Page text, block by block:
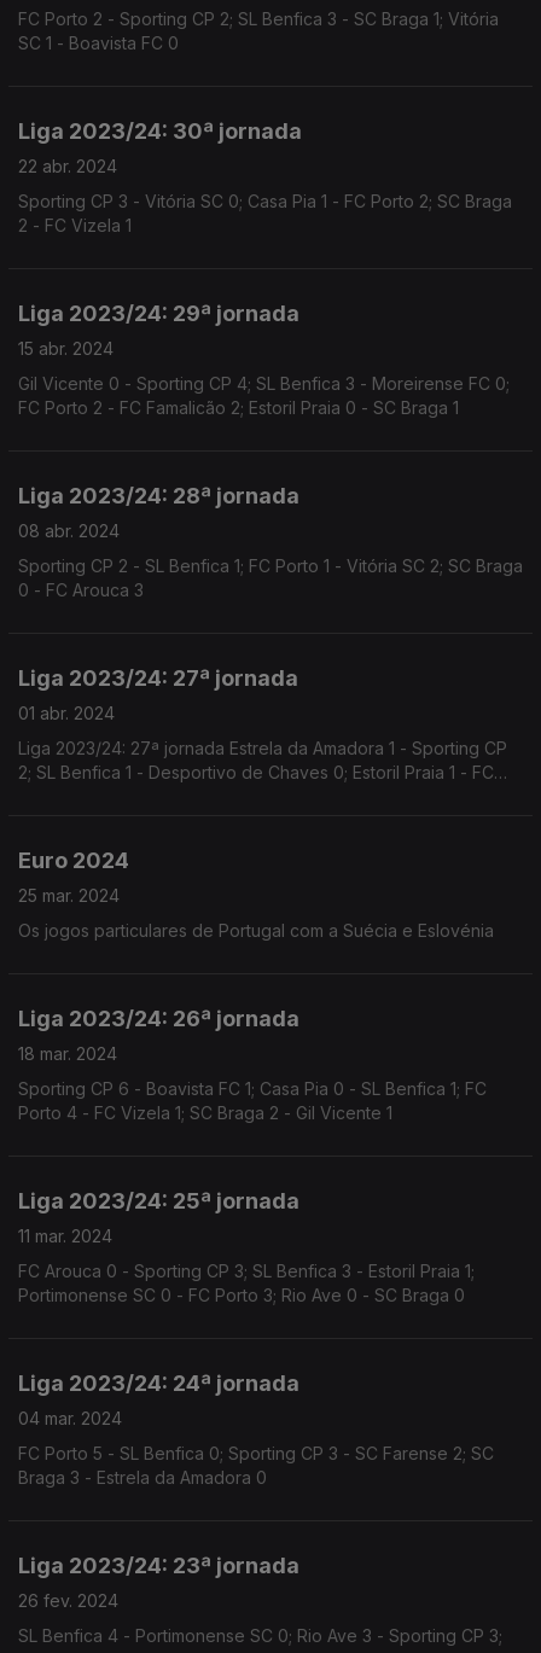
FC Porto 2 - Sporting CP 2; SL Benfica 3 - SC Braga 1; Vitória
SC 1 - Boavista FC 0
Liga 2023/24: 30ª jornada
22 abr. 2024
Sporting CP 3 - Vitória SC 0; Casa Pia 1 - FC Porto 2; SC Braga
2 - FC Vizela 1
Liga 2023/24: 29ª jornada
15 abr. 2024
Gil Vicente 0 - Sporting CP 4; SL Benfica 3 - Moreirense FC 0;
FC Porto 2 - FC Famalicão 2; Estoril Praia 0 - SC Braga 1
Liga 2023/24: 28ª jornada
08 abr. 2024
Sporting CP 2 - SL Benfica 1; FC Porto 1 - Vitória SC 2; SC Braga
0 - FC Arouca 3
Liga 2023/24: 27ª jornada
01 abr. 2024
Liga 2023/24: 27ª jornada Estrela da Amadora 1 - Sporting CP
2; SL Benfica 1 - Desportivo de Chaves 0; Estoril Praia 1 - FC
Euro 2024
25 mar. 2024
Os jogos particulares de Portugal com a Suécia e Eslovénia
Liga 2023/24: 26ª jornada
18 mar. 2024
Sporting CP 6 - Boavista FC 1; Casa Pia 0 - SL Benfica 1; FC
Porto 4 - FC Vizela 1; SC Braga 2 - Gil Vicente 1
Liga 2023/24: 25ª jornada
11 mar. 2024
FC Arouca 0 - Sporting CP 3; SL Benfica 3 - Estoril Praia 1;
Portimonense SC 0 - FC Porto 3; Rio Ave 0 - SC Braga 0
Liga 2023/24: 24ª jornada
04 mar. 2024
FC Porto 5 - SL Benfica 0; Sporting CP 3 - SC Farense 2; SC
Braga 3 - Estrela da Amadora 0
Liga 2023/24: 23ª jornada
26 fev. 2024
SL Benfica 4 - Portimonense SC 0; Rio Ave 3 - Sporting CP 3;